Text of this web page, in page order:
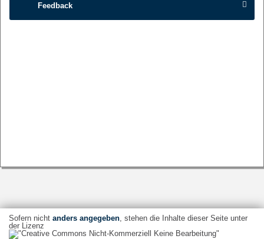
Feedback
Sofern nicht anders angegeben, stehen die Inhalte dieser Seite unter
der Lizenz